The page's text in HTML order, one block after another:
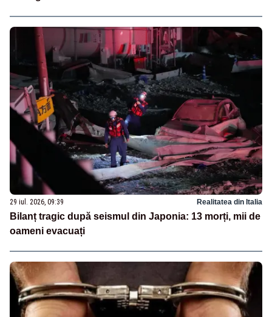
29 iul. 2026, 09:39 Realitatea din Italia
Bilanț tragic după seismul din Japonia: 13 morți, mii de
oameni evacuați